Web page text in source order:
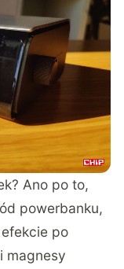
Ano po to,
powerbanku,
po
magnesy